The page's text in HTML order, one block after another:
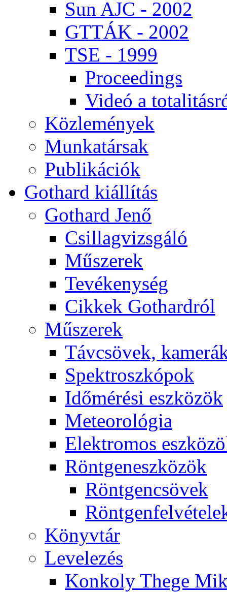
Sun AJC - 2002
GT­TÁK - 2002
TSE - 1999
Pro­ce­e­dings
Vi­deó a
Köz­le­mé­nyek
Mun­ka­tár­sak
Pub­li­ká­ci­ók
Got­hard ki­ál­lí­tás
Got­hard Je­nő
Csil­lag­vizs­gá­ló
Mű­sze­rek
Te­vé­keny­ség
Cik­kek Got­hard­ról
Mű­sze­rek
Táv­csö­vek,
Spekt­rosz­kó­pok
Idő­mé­ré­si esz­kö­zök
Me­te­o­ro­ló­gia
Elekt­ro­mos
Rönt­gen­esz­kö­zök
Rönt­gen­csö­vek
Könyv­tár
Le­ve­le­zés
Kon­koly The­ge